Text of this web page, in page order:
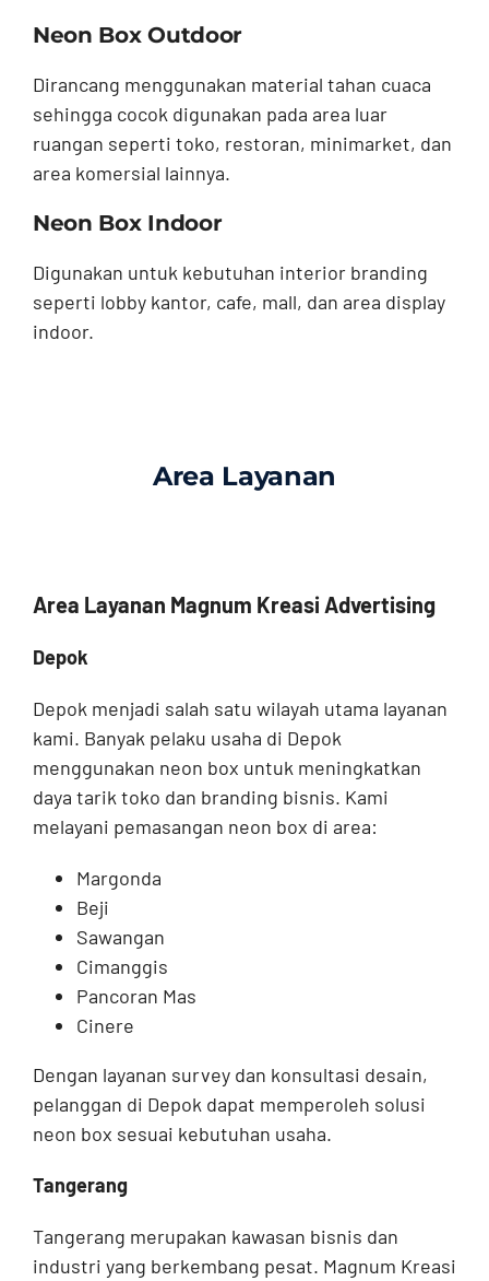
Neon Box Outdoor
Dirancang menggunakan material tahan cuaca
sehingga cocok digunakan pada area luar
ruangan seperti toko, restoran, minimarket, dan
area komersial lainnya.
Neon Box Indoor
Digunakan untuk kebutuhan interior branding
seperti lobby kantor, cafe, mall, dan area display
indoor.
Area Layanan
Area Layanan Magnum Kreasi Advertising
Depok
Depok menjadi salah satu wilayah utama layanan
kami. Banyak pelaku usaha di Depok
menggunakan neon box untuk meningkatkan
daya tarik toko dan branding bisnis. Kami
melayani pemasangan neon box di area:
Margonda
Beji
Sawangan
Cimanggis
Pancoran Mas
Cinere
Dengan layanan survey dan konsultasi desain,
pelanggan di Depok dapat memperoleh solusi
neon box sesuai kebutuhan usaha.
Tangerang
Tangerang merupakan kawasan bisnis dan
industri yang berkembang pesat. Magnum Kreasi